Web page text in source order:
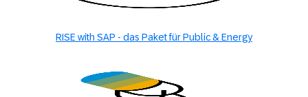
RISE with SAP - das Paket für Public & Energy